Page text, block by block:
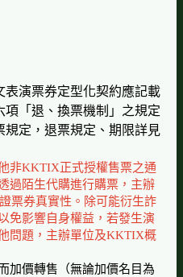
表演票券定型化契約應記載
項「退、換票機制」之規定
規定，退票規定、期限詳見
非KKTIX正式授權售票之通
過陌生代購進行購票，主辦
票券真實性。除可能衍生詐
免影響自身權益，若發生演
問題，主辦單位及KKTIX概
加價轉售（無論加價名目為